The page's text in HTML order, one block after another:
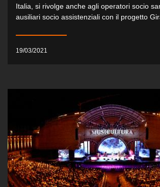
Italia, si rivolge anche agli operatori socio
ausiliari socio assistenziali con il progetto
19/03/2021